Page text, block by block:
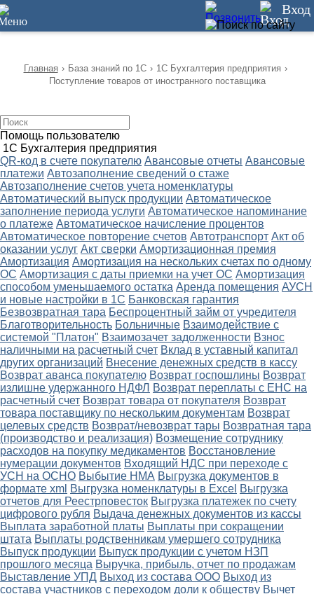
12 Вход
Главная › База знаний по 1С › 1С Бухгалтерия предприятия ›
Поступление товаров от иностранного поставщика
Помощь пользователю
1С Бухгалтерия предприятия
QR-код в счете покупателю Авансовые отчеты Авансовые
платежи Автозаполнение сведений о стаже
Автозаполнение счетов учета номенклатуры
Автоматический выпуск продукции Автоматическое
заполнение периода услуги Автоматическое напоминание
о платеже Автоматическое начисление процентов
Автоматическое повторение счетов Автотранспорт Акт об
оказании услуг Акт сверки Амортизационная премия
Амортизация Амортизация на нескольких счетах по одному
ОС Амортизация с даты приемки на учет ОС Амортизация
способом уменьшаемого остатка Аренда помещения АУСН
и новые настройки в 1С Банковская гарантия
Безвозвратная тара Беспроцентный займ от учредителя
Благотворительность Больничные Взаимодействие с
системой "Платон" Взаимозачет задолженности Взнос
наличными на расчетный счет Вклад в уставный капитал
других организаций Внесение денежных средств в кассу
Возврат аванса покупателю Возврат госпошлины Возврат
излишне удержанного НДФЛ Возврат переплаты с ЕНС на
расчетный счет Возврат товара от покупателя Возврат
товара поставщику по нескольким документам Возврат
целевых средств Возврат/невозврат тары Возвратная тара
(производство и реализация) Возмещение сотруднику
расходов на покупку медикаментов Восстановление
нумерации документов Входящий НДС при переходе с
УСН на ОСНО Выбытие НМА Выгрузка документов в
формате xml Выгрузка номенклатуры в Excel Выгрузка
отчетов для Реестрповесток Выгрузка платежек по счету
цифрового рубля Выдача денежных документов из кассы
Выплата заработной платы Выплаты при сокращении
штата Выплаты родственникам умершего сотрудника
Выпуск продукции Выпуск продукции с учетом НЗП
прошлого месяца Выручка, прибыль, отчет по продажам
Выставление УПД Выход из состава ООО Выход из
состава участников с переходом доли к обществу Вычет